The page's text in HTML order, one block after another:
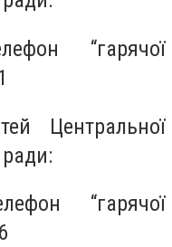
“гарячої
Центральної
ради:
“гарячої